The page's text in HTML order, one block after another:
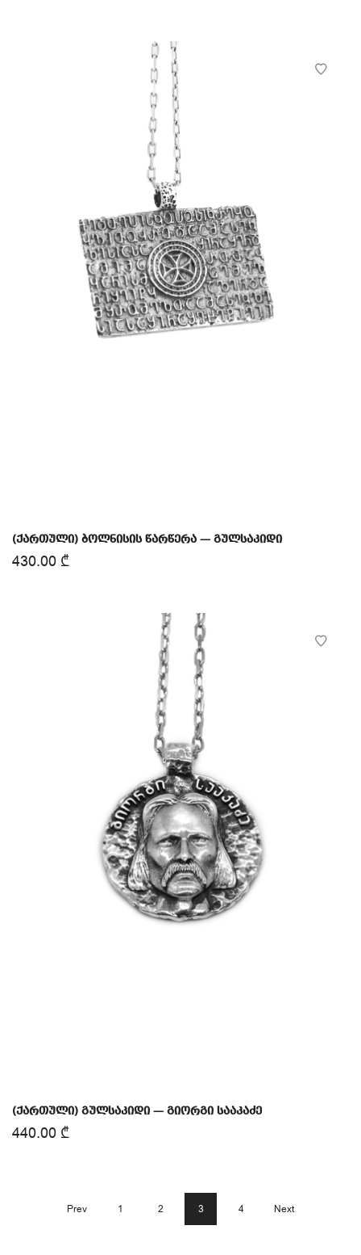
(ქართული) ბოლნისის წარწერა — გულსაკიდი
430.00 ₾
(ქართული) გულსაკიდი — გიორგი სააკაძე
440.00 ₾
Prev 1 2 3 4 Next